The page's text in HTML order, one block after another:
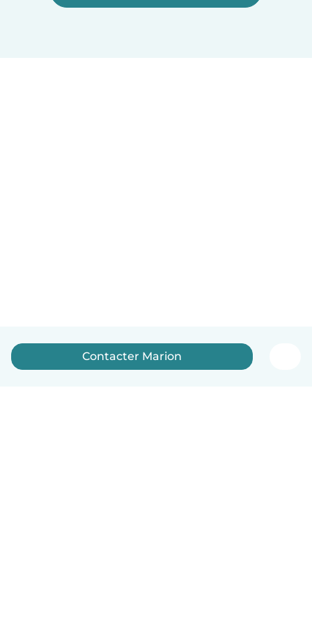
Contacter Marion